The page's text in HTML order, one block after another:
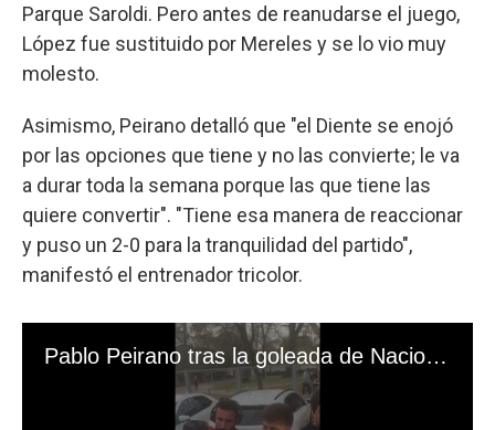
Parque Saroldi. Pero antes de reanudarse el juego,
López fue sustituido por Mereles y se lo vio muy
molesto.
Asimismo, Peirano detalló que "el Diente se enojó
por las opciones que tiene y no las convierte; le va
a durar toda la semana porque las que tiene las
quiere convertir". "Tiene esa manera de reaccionar
y puso un 2-0 para la tranquilidad del partido",
manifestó el entrenador tricolor.